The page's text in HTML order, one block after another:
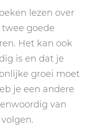
lezen over
goede
Het kan ook
is en dat je
groei moet
je een andere
van